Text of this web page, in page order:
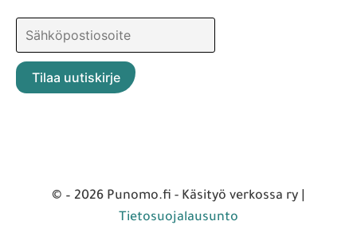
© – 2026 Punomo.fi - Käsityö verkossa ry |
Tietosuojalausunto